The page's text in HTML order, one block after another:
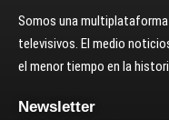
Somos una
televisivos. El medio
el menor tiempo en la
Newsletter